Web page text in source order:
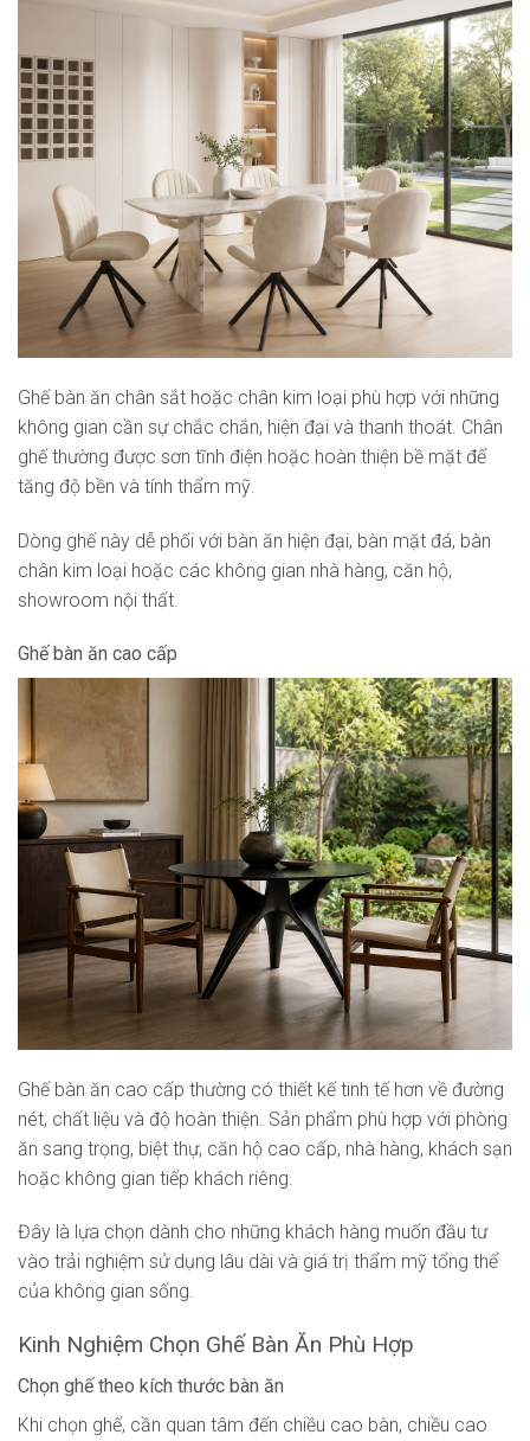
Ghế bàn ăn chân sắt hoặc chân kim loại phù hợp với những
không gian cần sự chắc chắn, hiện đại và thanh thoát. Chân
ghế thường được sơn tĩnh điện hoặc hoàn thiện bề mặt để
tăng độ bền và tính thẩm mỹ.
Dòng ghế này dễ phối với bàn ăn hiện đại, bàn mặt đá, bàn
chân kim loại hoặc các không gian nhà hàng, căn hộ,
showroom nội thất.
Ghế bàn ăn cao cấp
Ghế bàn ăn cao cấp thường có thiết kế tinh tế hơn về đường
nét, chất liệu và độ hoàn thiện. Sản phẩm phù hợp với phòng
ăn sang trọng, biệt thự, căn hộ cao cấp, nhà hàng, khách sạn
hoặc không gian tiếp khách riêng.
Đây là lựa chọn dành cho những khách hàng muốn đầu tư
vào trải nghiệm sử dụng lâu dài và giá trị thẩm mỹ tổng thể
của không gian sống.
Kinh Nghiệm Chọn Ghế Bàn Ăn Phù Hợp
Chọn ghế theo kích thước bàn ăn
Khi chọn ghế, cần quan tâm đến chiều cao bàn, chiều cao